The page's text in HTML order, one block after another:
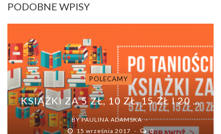
PODOBNE WPISY
POLECAMY
KSIĄŻKI ZA 5 ZŁ, 10 ZŁ, 15 ZŁ I 20 ...
BYPAULINA ADAMSKA
15 września 2017
0